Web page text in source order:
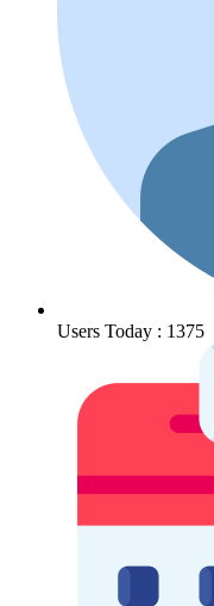
Users Today : 1375